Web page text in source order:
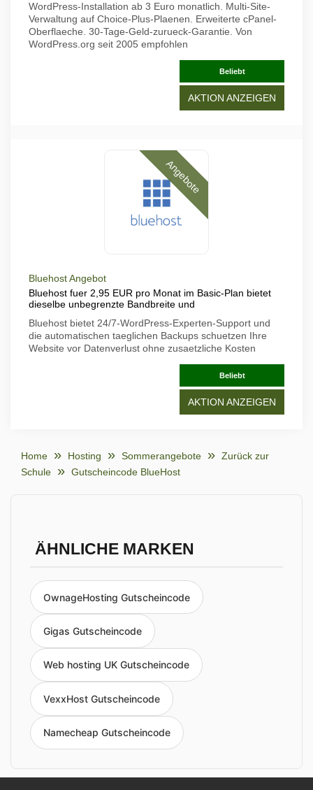
WordPress-Installation ab 3 Euro monatlich. Multi-Site-
Verwaltung auf Choice-Plus-Plaenen. Erweiterte cPanel-
Oberflaeche. 30-Tage-Geld-zurueck-Garantie. Von
WordPress.org seit 2005 empfohlen
Beliebt
AKTION ANZEIGEN
Angebote
Bluehost Angebot
Bluehost fuer 2,95 EUR pro Monat im Basic-Plan bietet
dieselbe unbegrenzte Bandbreite und
Bluehost bietet 24/7-WordPress-Experten-Support und
die automatischen taeglichen Backups schuetzen Ihre
Website vor Datenverlust ohne zusaetzliche Kosten
Beliebt
AKTION ANZEIGEN
Home Hosting Sommerangebote
Zurück zur
Schule
Gutscheincode BlueHost
ÄHNLICHE MARKEN
OwnageHosting Gutscheincode
Gigas Gutscheincode
Web hosting UK Gutscheincode
VexxHost Gutscheincode
Namecheap Gutscheincode